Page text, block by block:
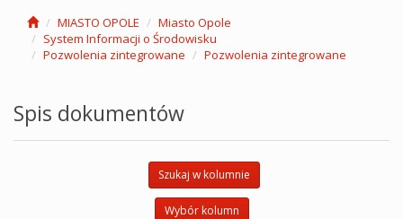
MIASTO OPOLE
Miasto Opole
System Informacji o Środowisku
Pozwolenia zintegrowane
Pozwolenia zintegrowane
Spis dokumentów
Szukaj w kolumnie
Wybór kolumn